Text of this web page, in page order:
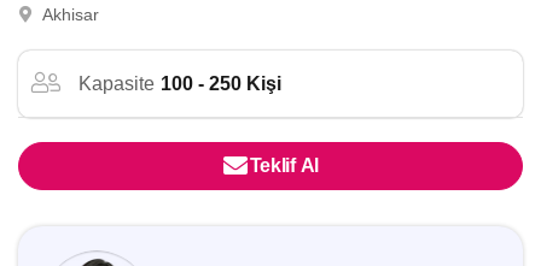
Akhisar
Kapasite 100 - 250 Kişi
Teklif Al